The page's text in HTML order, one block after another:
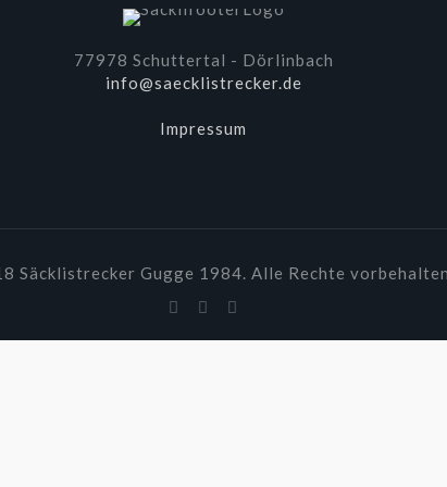
77978 Schuttertal - Dörlinbach
info@saecklistrecker.de
Impressum
Säcklistrecker Gugge 1984. Alle Rechte